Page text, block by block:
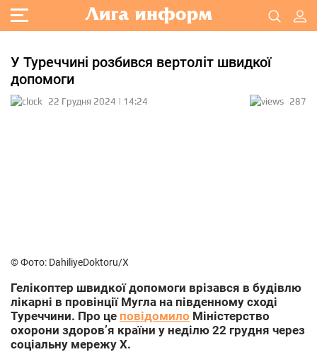
У Туреччині розбився вертоліт швидкої
допомоги
22 Грудня 2024 | 14:24 287
© Фото: DahiliyeDoktoru/Х
Гелікоптер швидкої допомоги врізався в будівлю
лікарні в провінції Мугла на південному сході
Туреччини. Про це повідомило Міністерство
охорони здоров’я країни у неділю 22 грудня через
соціальну мережу X.